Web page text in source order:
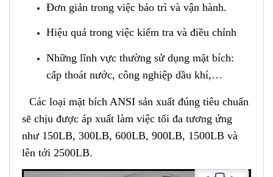
Đơn giản trong việc bảo trì và vận hành.
Hiệu quả trong việc kiểm tra và điều chỉnh
Những lĩnh vực thường sử dụng mặt bích:
cấp thoát nước, công nghiệp dầu khí,…
Các loại mặt bích ANSI sản xuất đúng tiêu chuẩn
sẽ chịu được áp xuất làm việc tối đa tương ứng
như 150LB, 300LB, 600LB, 900LB, 1500LB và
lên tới 2500LB.